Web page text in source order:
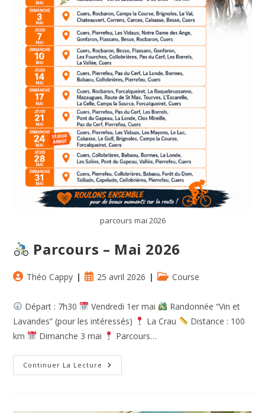
parcours mai 2026
Parcours – Mai 2026
Auteur/autrice
la
publication :
Théo Cappy
Publication
25 avril 2026
PostCourse
Départ : 7h30 Vendredi 1er mai
Randonnée “Vin et
Lavandes” (pour les intéressés)
La Crau
Distance : 100
km
Dimanche 3 mai Parcours…
Continuer La Lecture
Parcours